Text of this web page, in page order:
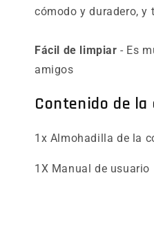
cómodo y duradero,
Fácil de limpiar - Es
amigos
Contenido de la
1x Almohadilla de la
1X Manual de usuario